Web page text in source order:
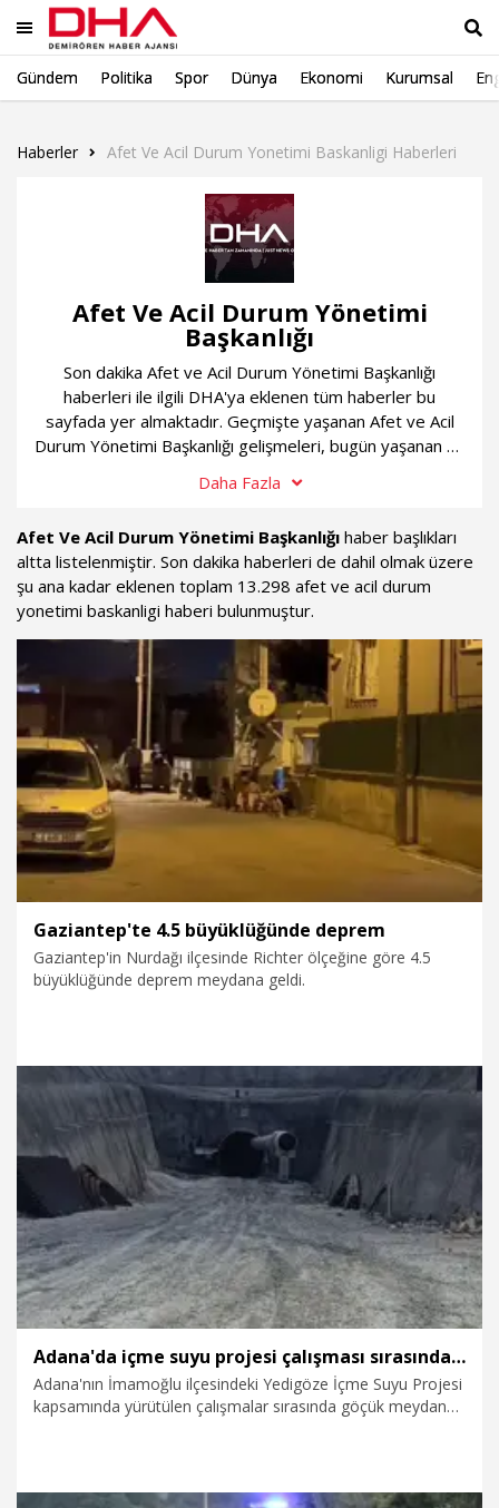
Gündem Politika Spor Dünya Ekonomi Kurumsal
Haberler Afet Ve Acil Durum Yonetimi Baskanligi Haberleri
Afet Ve Acil Durum Yönetimi
Başkanlığı
Son dakika Afet ve Acil Durum Yönetimi Başkanlığı
haberleri ile ilgili DHA'ya eklenen tüm haberler bu
sayfada yer almaktadır. Geçmişte yaşanan Afet ve Acil
Durum Yönetimi Başkanlığı gelişmeleri, bugün yaşanan en
Afet ve Acil Durum Yönetimi Başkanlığı haber
Daha Fazla
Afet Ve Acil Durum Yönetimi Başkanlığı haber başlıkları
altta listelenmiştir. Son dakika haberleri de dahil olmak üzere
şu ana kadar eklenen toplam 13.298 afet ve acil durum
yonetimi baskanligi haberi bulunmuştur.
Gaziantep'te 4.5 büyüklüğünde deprem
Gaziantep'in Nurdağı ilçesinde Richter ölçeğine göre 4.5
büyüklüğünde deprem meydana geldi.
9.08.2026 Gündem
Adana'da içme suyu projesi çalışması sırasında göçük; 1 ölü, 1 yaralı
Adana'nın İmamoğlu ilçesindeki Yedigöze İçme Suyu Projesi
kapsamında yürütülen çalışmalar sırasında göçük meydana
yaralı olarak kurtarıldı